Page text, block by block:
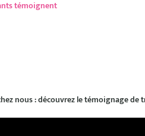
témoignent
nous : découvrez le témoignage de